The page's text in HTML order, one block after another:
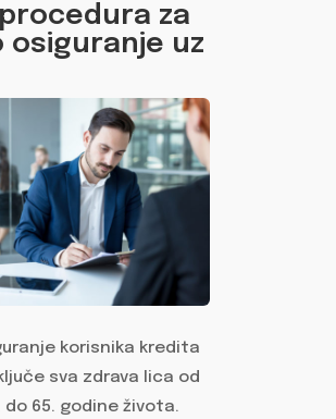
za
osiguranje uz
korisnika kredita
sva zdrava lica od
do 65. godine života.